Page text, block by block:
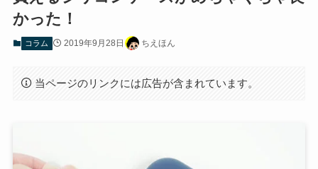
かった！
コラム 2019年9月28日 ちえほん
当ページのリンクには広告が含まれています。